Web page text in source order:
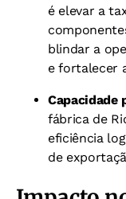
é elevar a
blindar a
e fortalecer
Capacidade
fábrica de
eficiência
de